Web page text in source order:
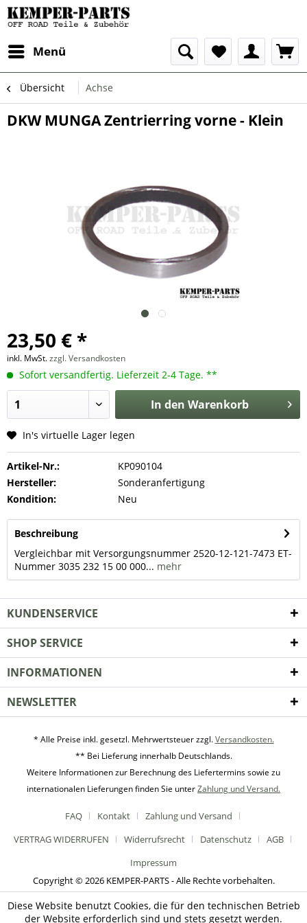
Menü
Übersicht Achse
DKW MUNGA Zentrierring vorne - Klein
23,50 € *
inkl. MwSt.zzgl. Versandkosten
Sofort versandfertig. Lieferzeit 2-4 Tage. **
In den Warenkorb
In's virtuelle Lager legen
Artikel-Nr.:
KP090104
Hersteller:
Sonderanfertigung
Kondition:
Neu
Beschreibung
Vergleichbar mit Versorgungsnummer 2520-12-121-7473 ET-
Nummer 3035 232 15 00 000... mehr
KUNDENSERVICE
SHOP SERVICE
INFORMATIONEN
NEWSLETTER
* Alle Preise inkl. gesetzl. Mehrwertsteuer zzgl.Versandkosten.
** Bei Lieferung innerhalb Deutschlands.
Weitere Informationen zur Berechnung des Liefertermins sowie zu
internationalen Lieferungen finden Sie unterZahlung und Versand.
FAQ Kontakt
Zahlung und Versand
VERTRAG WIDERRUFEN
Widerrufsrecht Datenschutz
AGB
Impressum
Copyright © 2026 KEMPER-PARTS - Alle Rechte vorbehalten.
Diese Website benutzt Cookies, die für den technischen Betrieb
der Website erforderlich sind und stets gesetzt werden.